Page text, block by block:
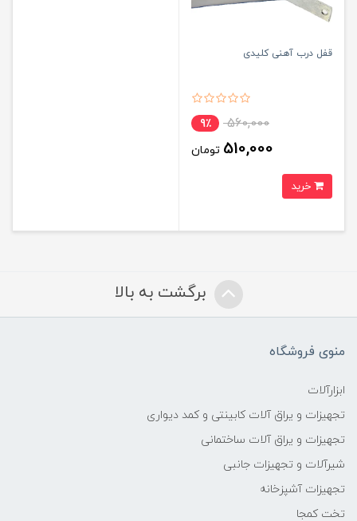
قفل درب آهنی کلیدی
560,000 9٪
510,000 تومان
برگشت به بالا
منوی فروشگاه
ابزارآلات
تجهیزات و یراق آلات کابینتی و کمد دیواری
تجهیزات و یراق آلات ساختمانی
شیرآلات و تجهیزات جانبی
تجهیزات آشپزخانه
تخت کمجا